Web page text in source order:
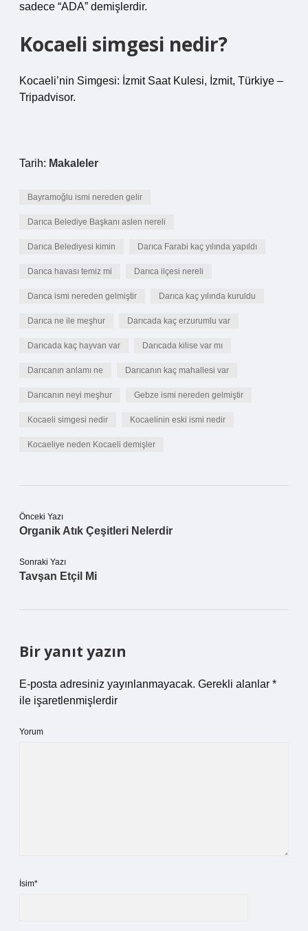
sadece “ADA” demişlerdir.
Kocaeli simgesi nedir?
Kocaeli’nin Simgesi: İzmit Saat Kulesi, İzmit, Türkiye –
Tripadvisor.
Tarih: Makaleler
Bayramoğlu ismi nereden gelir
Darıca Belediye Başkanı aslen nereli
Darıca Belediyesi kimin Darıca Farabi kaç yılında yapıldı
Darıca havası temiz mi Darıca ilçesi nereli
Darıca ismi nereden gelmiştir Darıca kaç yılında kuruldu
Darıca ne ile meşhur Darıcada kaç erzurumlu var
Darıcada kaç hayvan var Darıcada kilise var mı
Darıcanın anlamı ne Darıcanın kaç mahallesi var
Darıcanın neyi meşhur Gebze ismi nereden gelmiştir
Kocaeli simgesi nedir Kocaelinin eski ismi nedir
Kocaeliye neden Kocaeli demişler
Önceki Yazı
Organik Atık Çeşitleri Nelerdir
Sonraki Yazı
Tavşan Etçil Mi
Bir yanıt yazın
E-posta adresiniz yayınlanmayacak. Gerekli alanlar *
ile işaretlenmişlerdir
Yorum
İsim*